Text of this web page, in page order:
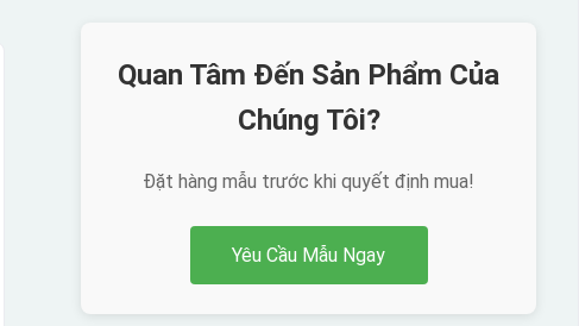
Quan Tâm Đến Sản Phẩm Của
Chúng Tôi?
Đặt hàng mẫu trước khi quyết định mua!
Yêu Cầu Mẫu Ngay